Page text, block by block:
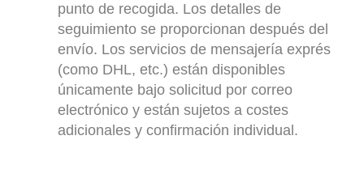
punto de recogida. Los detalles de
seguimiento se proporcionan después del
envío. Los servicios de mensajería exprés
(como DHL, etc.) están disponibles
únicamente bajo solicitud por correo
electrónico y están sujetos a costes
adicionales y confirmación individual.